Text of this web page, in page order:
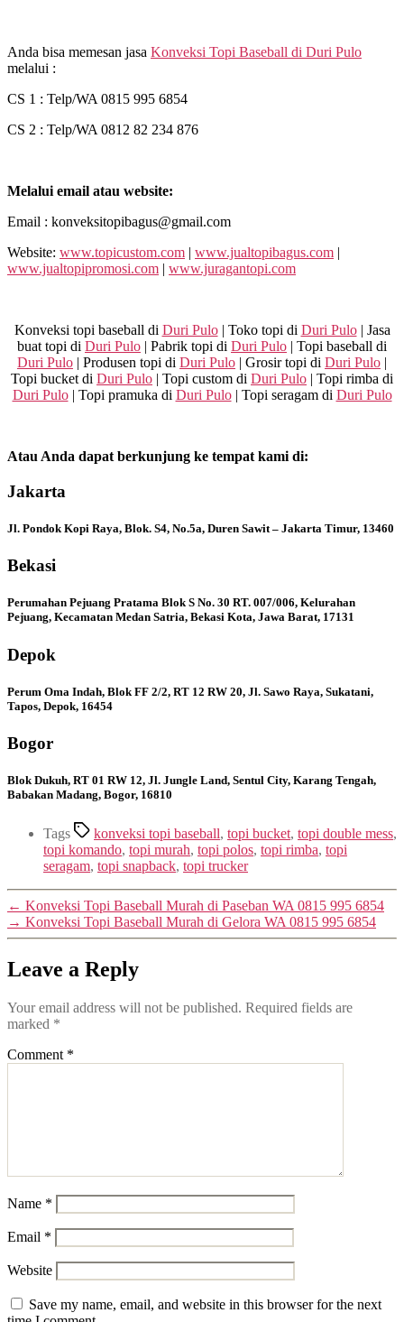
Anda bisa memesan jasa Konveksi Topi Baseball di Duri Pulo
melalui :
CS 1 : Telp/WA 0815 995 6854
CS 2 : Telp/WA 0812 82 234 876
Melalui email atau website:
Email : konveksitopibagus@gmail.com
Website: www.topicustom.com | www.jualtopibagus.com |
www.jualtopipromosi.com | www.juragantopi.com
Konveksi topi baseball di Duri Pulo| Toko topi di Duri Pulo| Jasa
buat topi di Duri Pulo | Pabrik topi di Duri Pulo | Topi baseball di
Duri Pulo | Produsen topi di Duri Pulo | Grosir topi di Duri Pulo |
Topi bucket di Duri Pulo | Topi custom di Duri Pulo | Topi rimba di
Duri Pulo| Topi pramuka di Duri Pulo| Topi seragam di Duri Pulo
Atau Anda dapat berkunjung ke tempat kami di:
Jakarta
Jl. Pondok Kopi Raya, Blok. S4, No.5a, Duren Sawit – Jakarta Timur, 13460
Bekasi
Perumahan Pejuang Pratama Blok S No. 30 RT. 007/006, Kelurahan
Pejuang, Kecamatan Medan Satria, Bekasi Kota, Jawa Barat, 17131
Depok
Perum Oma Indah, Blok FF 2/2, RT 12 RW 20, Jl. Sawo Raya, Sukatani,
Tapos, Depok, 16454
Bogor
Blok Dukuh, RT 01 RW 12, Jl. Jungle Land, Sentul City, Karang Tengah,
Babakan Madang, Bogor, 16810
Tags konveksi topi baseball, topi bucket, topi double mess,
topi komando, topi murah, topi polos, topi rimba, topi
seragam, topi snapback, topi trucker
← Konveksi Topi Baseball Murah di Paseban WA 0815 995 6854
→ Konveksi Topi Baseball Murah di Gelora WA 0815 995 6854
Leave a Reply
Your email address will not be published. Required fields are
marked *
Comment *
Name *
Email *
Website
Save my name, email, and website in this browser for the next